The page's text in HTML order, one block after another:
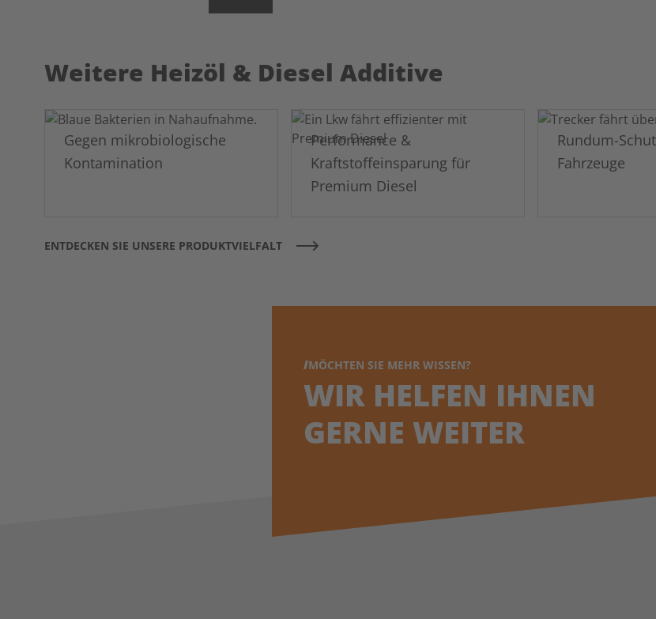
Weitere Heizöl & Diesel Additive
Gegen mikrobiologische
Kontamination
Performance &
Kraftstoffeinsparung für
Premium Diesel
Rundum-
Fahrzeuge
ENTDECKEN SIE UNSERE PRODUKTVIELFALT
MÖCHTEN SIE MEHR WISSEN?
WIR HELFEN IHNEN
GERNE WEITER